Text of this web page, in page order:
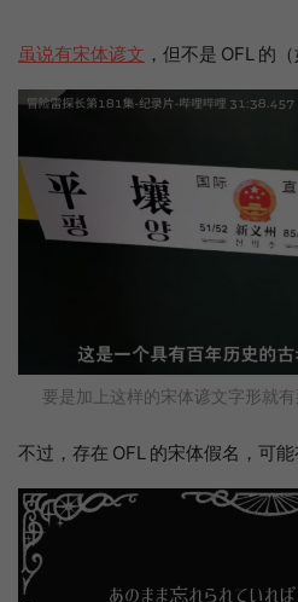
虽说有宋体谚文 ，但不是 OFL 的
要是加上这样的宋体谚文字形就
不过，存在 OFL 的宋体假名，可能